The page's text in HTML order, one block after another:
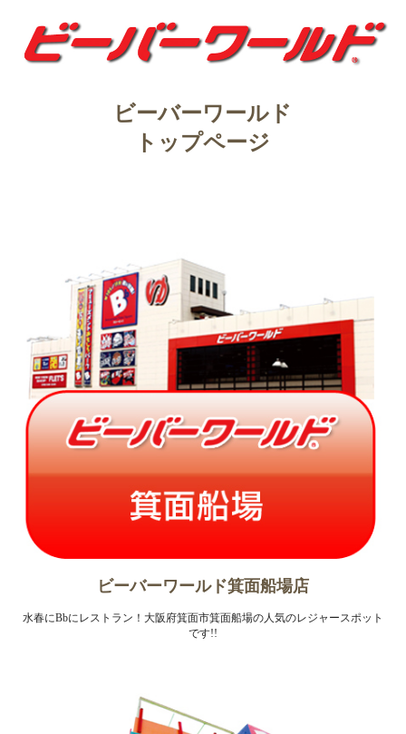
ビーバーワールド
トップページ
ビーバーワールド箕面船場店
水春にBbにレストラン！大阪府箕面市箕面船場の人気のレジャースポット
です!!